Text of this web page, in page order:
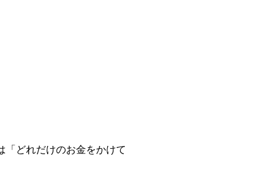
「どれだけのお金をかけて